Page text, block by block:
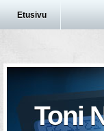
Etusivu
Toni